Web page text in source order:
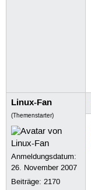
Linux-Fan
(Themenstarter)
Anmeldungsdatum:
26. November 2007
Beiträge:2170